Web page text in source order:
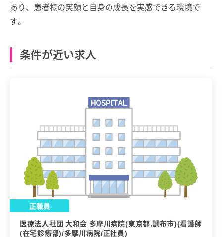
あり、患者様の笑顔と自身の成長を実感できる環境で
す。
条件が近い求人
正職員
医療法人社団 大和会 多摩川病院(東京都,調布市)(看護師
(在宅診療部)/多摩川病院/正社員)